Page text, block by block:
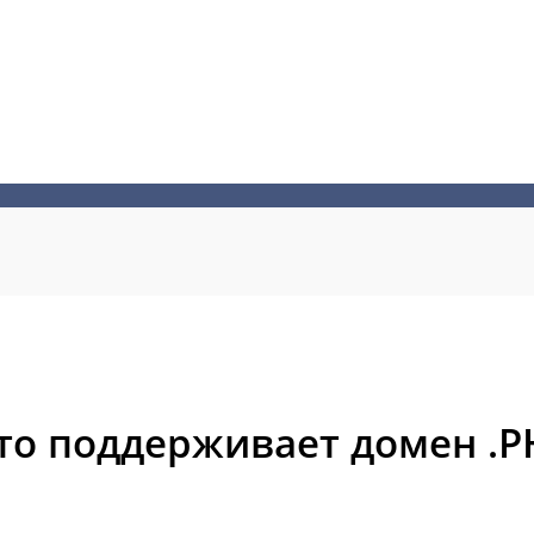
поддерживает домен